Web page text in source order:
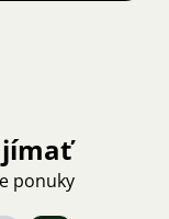
ponuky